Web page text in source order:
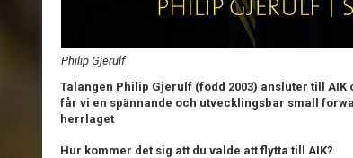
Philip Gjerulf
Talangen Philip Gjerulf (född 2003) ansluter till
får vi en spännande och utvecklingsbar small
herrlaget
Hur kommer det sig att du valde att flytta till AIK?